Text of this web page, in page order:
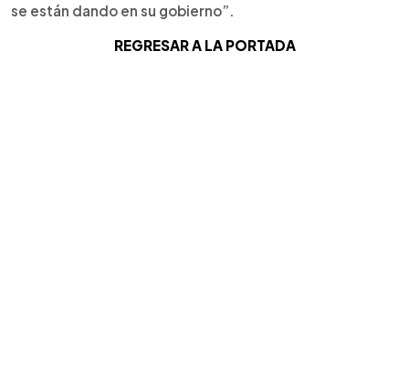
se están dando en su gobierno”.
REGRESAR A LA PORTADA